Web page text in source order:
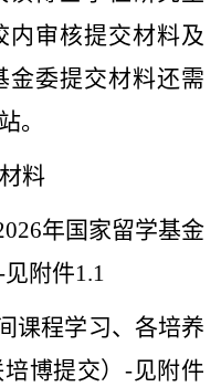
内审核提交材料及
金委提交材料还需
。
料
年国家留学基金
见附件1.1
课程学习、各培养
博提交）-见附件